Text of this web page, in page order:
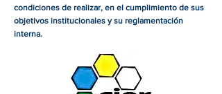
condiciones de realizar, en el cumplimiento de sus
objetivos institucionales y su reglamentación
interna.